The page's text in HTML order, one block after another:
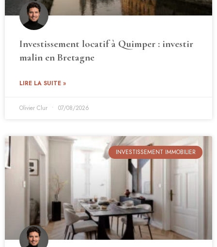
Investissement locatif à Quimper : investir
malin en Bretagne
LIRE LA SUITE »
Olivier Clur 07/08/2026
INVESTISSEMENT IMMOBILIER